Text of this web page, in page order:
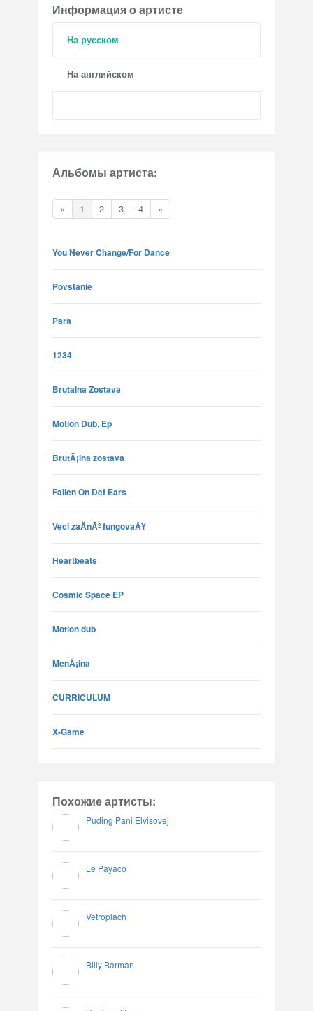
Информация о артисте
На русском
На английском
Альбомы артиста:
« 1 2 3 4 »
You Never Change/For Dance
Povstanie
Para
1234
Brutalna Zostava
Motion Dub, Ep
BrutÃ¡lna zostava
Fallen On Def Ears
Veci zaÄnÃº fungovaÅ¥
Heartbeats
Cosmic Space EP
Motion dub
MenÅ¡ina
CURRICULUM
X-Game
Похожие артисты:
Puding Pani Elvisovej
Le Payaco
Vetroplach
Billy Barman